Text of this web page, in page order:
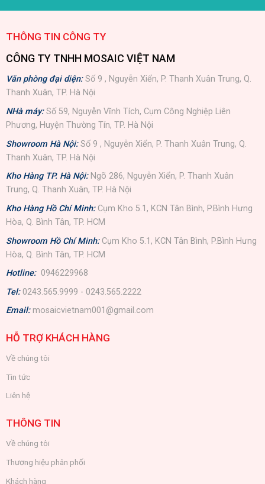
THÔNG TIN CÔNG TY
CÔNG TY TNHH MOSAIC VIỆT NAM
Văn phòng đại diện:Số 9 , Nguyễn Xiển, P. Thanh Xuân Trung, Q.
Thanh Xuân, TP. Hà Nội
NHà máy: Số 59, Nguyễn Vĩnh Tích, Cụm Công Nghiệp Liên
Phương, Huyện Thường Tín, TP. Hà Nội
Showroom Hà Nội: Số 9 , Nguyễn Xiển, P. Thanh Xuân Trung, Q.
Thanh Xuân, TP. Hà Nội
Kho Hàng TP. Hà Nội: Ngõ 286, Nguyễn Xiển, P. Thanh Xuân
Trung, Q. Thanh Xuân, TP. Hà Nội
Kho Hàng Hồ Chí Minh: Cụm Kho 5.1, KCN Tân Bình, P.Bình Hưng
Hòa, Q. Bình Tân, TP. HCM
Showroom Hồ Chí Minh: Cụm Kho 5.1, KCN Tân Bình, P.Bình Hưng
Hòa, Q. Bình Tân, TP. HCM
Hotline: 0946229968
Tel: 0243.565.9999 - 0243.565.2222
Email: mosaicvietnam001@gmail.com
HỖ TRỢ KHÁCH HÀNG
Về chúng tôi
Tin tức
Liên hệ
THÔNG TIN
Về chúng tôi
Thương hiệu phân phối
Khách hàng